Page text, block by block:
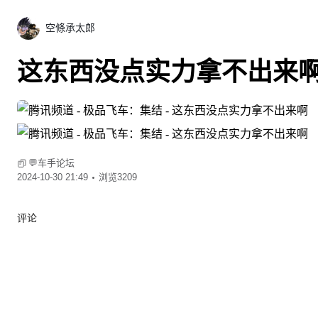
空條承太郎
这东西没点实力拿不出来
💬车手论坛
2024-10-30 21:49
浏览3209
评论